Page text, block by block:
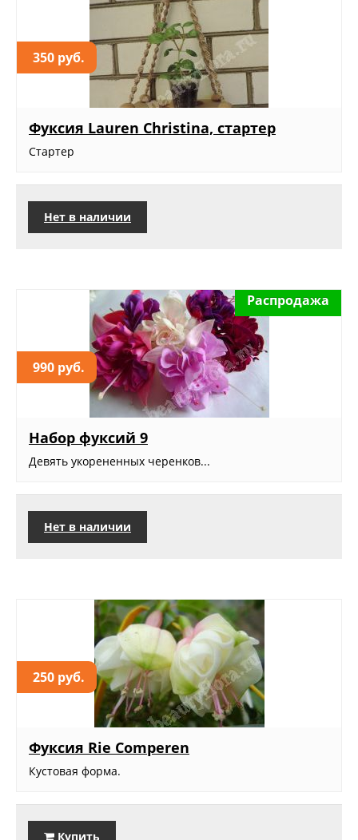
350 руб.
Фуксия Lauren Christina, стартер
Стартер
Нет в наличии
990 руб.
Распродажа
Набор фуксий 9
Девять укорененных черенков...
Нет в наличии
250 руб.
Фуксия Rie Comperen
Кустовая форма.
Купить